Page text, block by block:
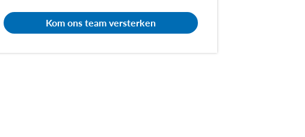
Kom ons team versterken